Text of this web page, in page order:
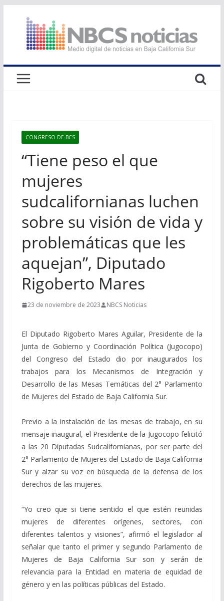
contenido
CONGRESO DE BCS
“Tiene peso el que
mujeres
sudcalifornianas luchen
sobre su visión de vida y
problemáticas que les
aquejan”, Diputado
Rigoberto Mares
23 de noviembre de 2023 NBCS Noticias
El Diputado Rigoberto Mares Aguilar, Presidente de la
Junta de Gobierno y Coordinación Política (Jugocopo)
del Congreso del Estado dio por inaugurados los
trabajos para los Mecanismos de Integración y
Desarrollo de las Mesas Temáticas del 2° Parlamento
de Mujeres del Estado de Baja California Sur.
Previo a la instalación de las mesas de trabajo, en su
mensaje inaugural, el Presidente de la Jugocopo felicitó
a las 20 Diputadas Sudcalifornianas, por ser parte del
2° Parlamento de Mujeres del Estado de Baja California
Sur y alzar su voz en búsqueda de la defensa de los
derechos de las mujeres.
“Yo creo que si tiene sentido el que estén reunidas
mujeres de diferentes orígenes, sectores, con
diferentes talentos y visiones”, afirmó el legislador al
señalar que tanto el primer y segundo Parlamento de
Mujeres de Baja California Sur son y serán de
relevancia para la Entidad en materia de equidad de
género y en las políticas públicas del Estado.